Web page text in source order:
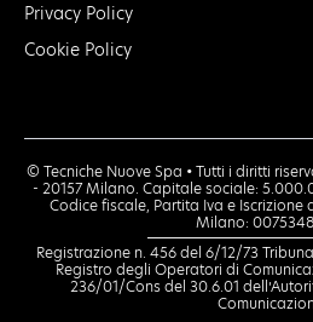
Privacy Policy
Cookie Policy
© Tecniche Nuove Spa • Tutti i diritti
- 20157 Milano. Capitale sociale:
Codice fiscale, Partita Iva e Iscrizione
Milano:
Registrazione n. 456 del 6/12/73
Registro degli Operatori di
236/01/Cons del 30.6.01